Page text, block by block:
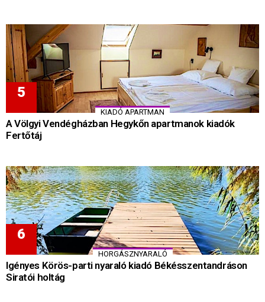
KIADÓ APARTMAN
A Völgyi Vendégházban Hegykőn apartmanok kiadók
Fertőtáj
HORGÁSZNYARALÓ
Igényes Körös-parti nyaraló kiadó Békésszentandráson
Siratói holtág